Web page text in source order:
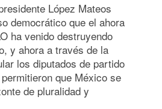
López Mateos
democrático que el ahora
ha venido destruyendo
y ahora a través de la
los diputados de partido
que México se
de pluralidad y